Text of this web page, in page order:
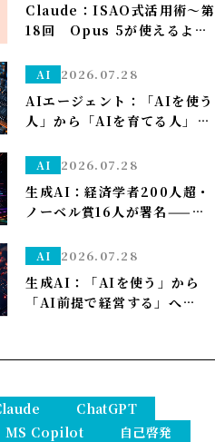
Claude：ISAO式活用術～第
18回 Opus 5が使えるよう
ので改めて使い分けを考え直
Opus、「集める・手を動か
す」はSonnet～
AI 2026.07.28
AIエージェント：「AIを使う
人」から「AIを育てる人」へ
管理部はこう備える
AI 2026.07.28
生成AI：経済学者200人超・
ノーベル賞16人が署名——
AIの雇用喪失リスクに警鐘
AI 2026.07.28
生成AI：「AIを使う」から
「AI前提で経営する」へ——
ル企業も現実に
ChatGPT
MS Copilot
自己啓発